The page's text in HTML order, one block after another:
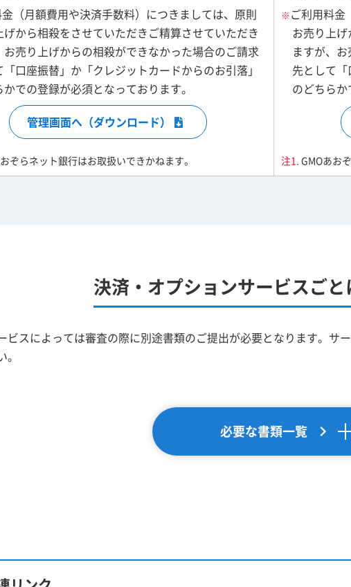
（月額費用や決済手数料）につきましては、原則
げから相殺をさせていただきご精算させていただき
お売り上げからの相殺ができなかった場合のご請求
「口座振替」か「クレジットカードからのお引落」
での登録が必須となっております。
管理画面へ（ダウンロード）
ぞらネット銀行はお取扱いできかねます。
※ ご利用料金
お売り上
ますが、
先として「
のどちらか
GMOあお
決済・オプションサービスご
ビスによっては審査の際に別途書類のご提出が必要となります。サ
必要な書類一覧